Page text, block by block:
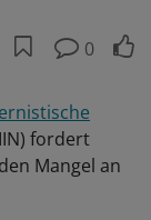
0
fordert
Mangel an